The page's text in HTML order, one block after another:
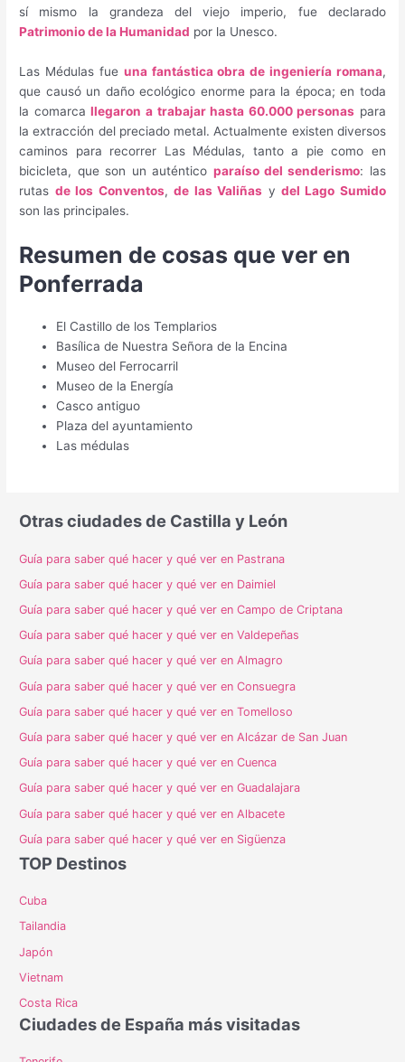
sí mismo la grandeza del viejo imperio, fue declarado
Patrimonio de la Humanidad por la Unesco.
Las Médulas fue una fantástica obra de ingeniería romana,
que causó un daño ecológico enorme para la época; en toda
la comarcallegaron a trabajar hasta 60.000 personas para
la extracción del preciado metal. Actualmente existen diversos
caminos para recorrer Las Médulas, tanto a pie como en
bicicleta, que son un auténtico paraíso del senderismo: las
rutas de los Conventos,de las Valiñas y del Lago Sumido
son las principales.
Resumen de cosas que ver en
Ponferrada
El Castillo de los Templarios
Basílica de Nuestra Señora de la Encina
Museo del Ferrocarril
Museo de la Energía
Casco antiguo
Plaza del ayuntamiento
Las médulas
Otras ciudades de Castilla y León
Guía para saber qué hacer y qué ver en Pastrana
Guía para saber qué hacer y qué ver en Daimiel
Guía para saber qué hacer y qué ver en Campo de Criptana
Guía para saber qué hacer y qué ver en Valdepeñas
Guía para saber qué hacer y qué ver en Almagro
Guía para saber qué hacer y qué ver en Consuegra
Guía para saber qué hacer y qué ver en Tomelloso
Guía para saber qué hacer y qué ver en Alcázar de San Juan
Guía para saber qué hacer y qué ver en Cuenca
Guía para saber qué hacer y qué ver en Guadalajara
Guía para saber qué hacer y qué ver en Albacete
Guía para saber qué hacer y qué ver en Sigüenza
TOP Destinos
Cuba
Tailandia
Japón
Vietnam
Costa Rica
Ciudades de España más visitadas